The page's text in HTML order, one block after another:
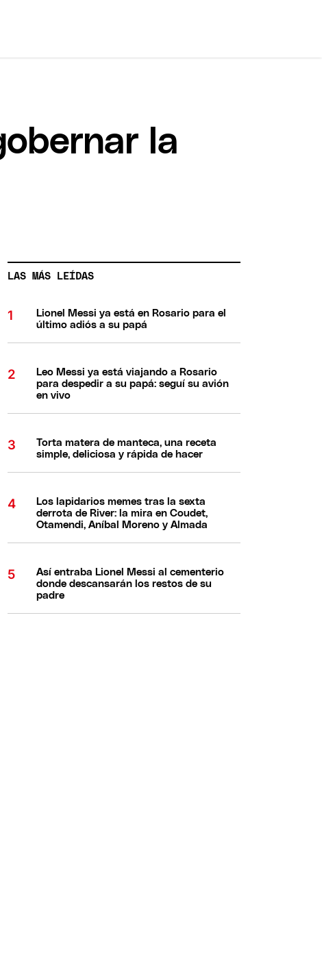
la
LAS MÁS LEÍDAS
Lionel Messi ya está en Rosario para el
último adiós a su papá
Leo Messi ya está viajando a Rosario
para despedir a su papá: seguí su avión
en vivo
Torta matera de manteca, una receta
simple, deliciosa y rápida de hacer
Los lapidarios memes tras la sexta
derrota de River: la mira en Coudet,
Otamendi, Aníbal Moreno y Almada
Así entraba Lionel Messi al cementerio
donde descansarán los restos de su
padre